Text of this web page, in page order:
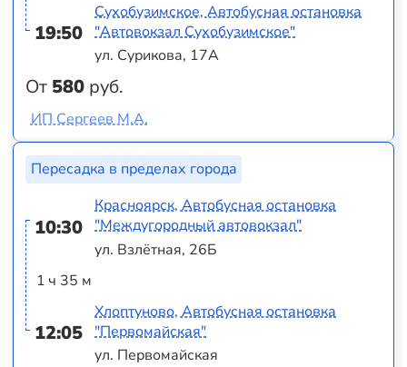
19:50
От 580 руб.
Сухобузимское, Автобусная остановка
"Автовокзал Сухобузимское"
ул. Сурикова, 17А
ИП Сергеев М.А.
Пересадка в пределах города
10:30
1 ч 35 м
12:05
Красноярск, Автобусная остановка
"Междугородный автовокзал"
ул. Взлётная, 26Б
Хлоптуново, Автобусная остановка
"Первомайская"
ул. Первомайская